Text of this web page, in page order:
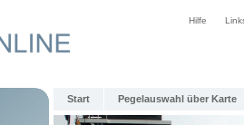
Hilfe
Start Pegelauswahl über Karte